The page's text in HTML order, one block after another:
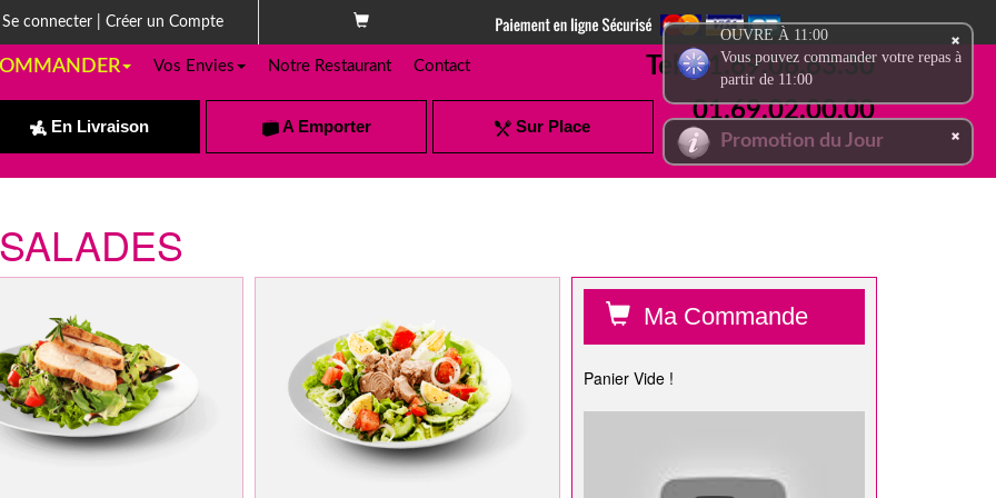
Se connecter| Créer un Compte
Tel:01.69.06.63.30
01.69.02.00.00
Vos Envies Notre Restaurant Contact
En Livraison A Emporter Sur Place
Ma Commande
Panier Vide !
OUVRE À 11:00
Vous pouvez commander votre repas à
partir de 11:00
Promotion du Jour